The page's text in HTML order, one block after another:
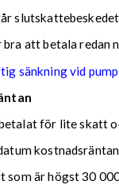
bra att betala redan
sänkning vid pump
för lite skatt
som är högst 30